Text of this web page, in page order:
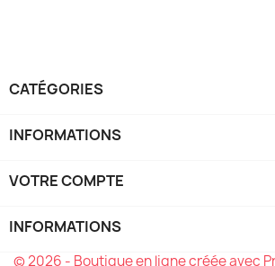
CATÉGORIES
INFORMATIONS
VOTRE COMPTE
INFORMATIONS
© 2026 - Boutique en ligne créée avec